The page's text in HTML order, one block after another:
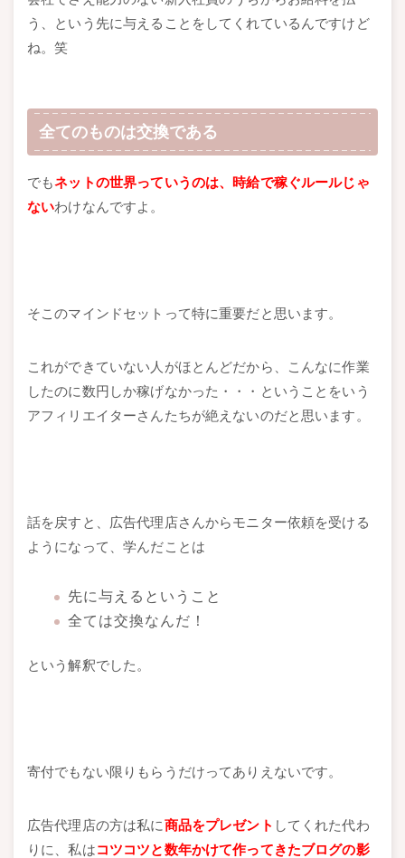
う、という先に与えることをしてくれているんですけど
ね。笑
全てのものは交換である
でもネットの世界っていうのは、時給で稼ぐルールじゃ
ないわけなんですよ。
そこのマインドセットって特に重要だと思います。
これができていない人がほとんどだから、こんなに作業
したのに数円しか稼げなかった・・・ということをいう
アフィリエイターさんたちが絶えないのだと思います。
話を戻すと、広告代理店さんからモニター依頼を受ける
ようになって、学んだことは
先に与えるということ
全ては交換なんだ！
という解釈でした。
寄付でもない限りもらうだけってありえないです。
広告代理店の方は私に商品をプレゼント してくれた代わ
りに、私はコツコツと数年かけて作ってきたブログの影